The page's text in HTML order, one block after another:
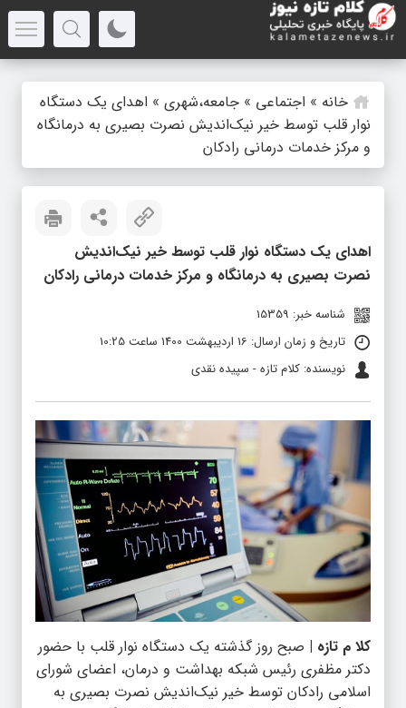
خانه » اجتماعی » جامعه،شهری » اهدای یک دستگاه
نوار قلب توسط خیر نیک‌اندیش نصرت بصیری به درمانگاه
و مرکز خدمات درمانی رادکان
اهدای یک دستگاه نوار قلب توسط خیر نیک‌اندیش
نصرت بصیری به درمانگاه و مرکز خدمات درمانی رادکان
شناسه خبر: 15359
تاریخ و زمان ارسال: 16 اردیبهشت 1400 ساعت 10:25
نویسنده: کلام تازه - سپیده نقدی
کلا م تازه | صبح روز گذشته یک دستگاه نوار قلب با حضور
دکتر مظفری رئیس شبکه بهداشت و درمان، اعضای شورای
اسلامی رادکان توسط خیر نیک‌اندیش نصرت بصیری به